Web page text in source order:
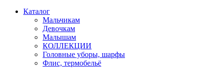
Каталог
Мальчикам
Девочкам
Малышам
КОЛЛЕКЦИИ
Головные уборы, шарфы
Флис, термобельё